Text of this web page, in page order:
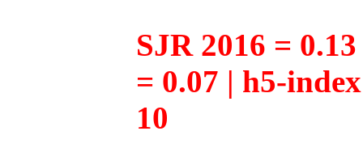
SJR 2016 =
= 0.07 | h5-
10